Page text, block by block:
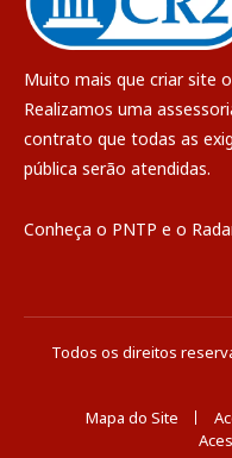
Muito mais que criar site
Realizamos uma
contrato que todas as
pública serão atendidas.
Conheça o PNTP e o
Todos os direitos
Mapa do Site